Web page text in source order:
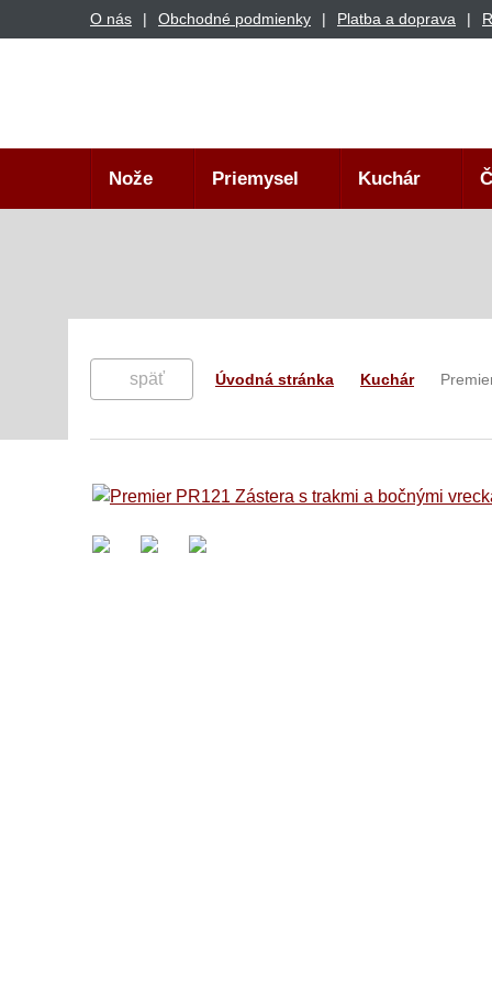
O nás Obchodné podmienky Platba a doprava
Nože Priemysel Kuchár
späť Úvodná stránka Kuchár